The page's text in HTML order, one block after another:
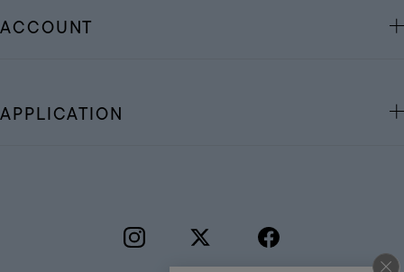
ACCOUNT
APPLICATION